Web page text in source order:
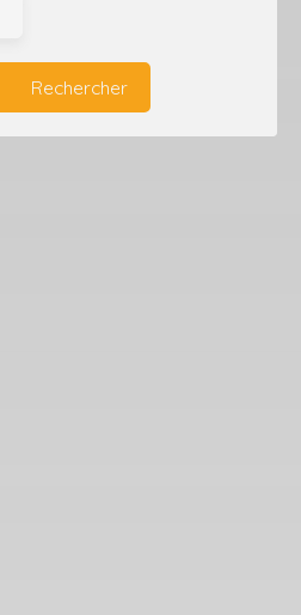
Rechercher